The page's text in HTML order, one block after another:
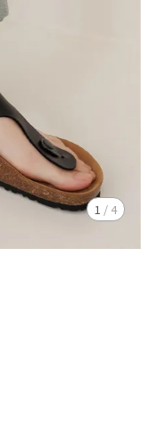
1 / 4